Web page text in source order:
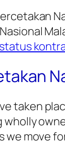
taken
wholly
we move